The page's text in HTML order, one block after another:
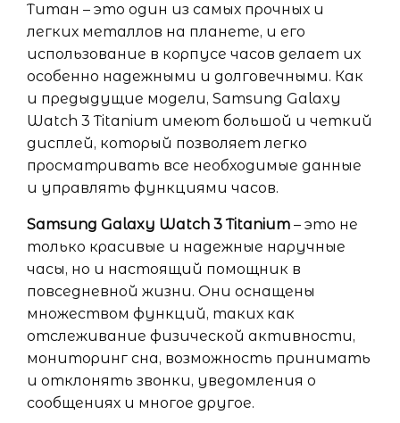
Титан – это один из самых прочных и
легких металлов на планете, и его
использование в корпусе часов делает их
особенно надежными и долговечными. Как
и предыдущие модели, Samsung Galaxy
Watch 3 Titanium имеют большой и четкий
дисплей, который позволяет легко
просматривать все необходимые данные
и управлять функциями часов.
Samsung Galaxy Watch 3 Titanium – это не
только красивые и надежные наручные
часы, но и настоящий помощник в
повседневной жизни. Они оснащены
множеством функций, таких как
отслеживание физической активности,
мониторинг сна, возможность принимать
и отклонять звонки, уведомления о
сообщениях и многое другое.